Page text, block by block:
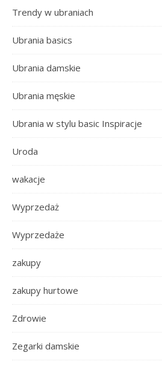
Trendy w ubraniach
Ubrania basics
Ubrania damskie
Ubrania męskie
Ubrania w stylu basic Inspiracje
Uroda
wakacje
Wyprzedaż
Wyprzedaże
zakupy
zakupy hurtowe
Zdrowie
Zegarki damskie